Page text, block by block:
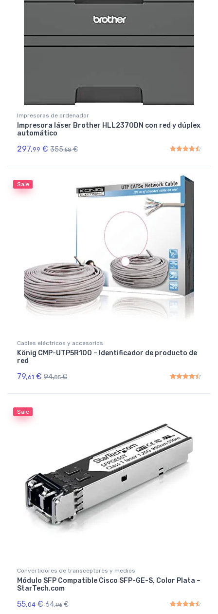
Impresoras de ordenador
Impresora láser Brother HLL2370DN con red y dúplex
automático
297,99 € 355,58 €
Sale
Cables eléctricos y accesorios
König CMP-UTP5R100 – Identificador de producto de
red
79,61 € 94,85 €
Sale
Convertidores de transceptores y medios
Módulo SFP Compatible Cisco SFP-GE-S, Color Plata –
StarTech.com
55,04 € 64,96 €